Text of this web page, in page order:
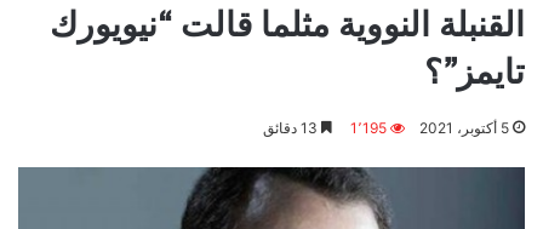
القنبلة النووية مثلما قالت “نيويورك
تايمز”؟
5 أكتوبر، 2021 1٬195